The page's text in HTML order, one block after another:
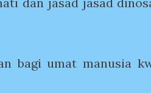
bagi umat manusia